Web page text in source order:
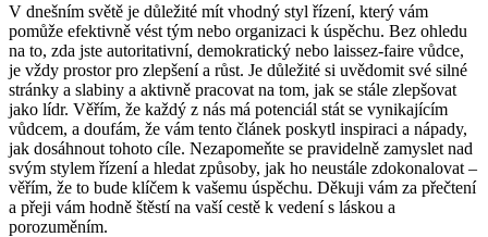
V dnešním světě je důležité mít vhodný styl řízení, který vám
pomůže efektivně vést tým nebo organizaci k úspěchu. Bez ohledu
na to, zda jste autoritativní, demokratický nebo laissez-faire vůdce,
je vždy prostor pro zlepšení a růst. Je důležité si uvědomit své silné
stránky a slabiny a aktivně pracovat na tom, jak se stále zlepšovat
jako lídr. Věřím, že každý z nás má potenciál stát se vynikajícím
vůdcem, a doufám, že vám tento článek poskytl inspiraci a nápady,
jak dosáhnout tohoto cíle. Nezapomeňte se pravidelně zamyslet nad
svým stylem řízení a hledat způsoby, jak ho neustále zdokonalovat –
věřím, že to bude klíčem k vašemu úspěchu. Děkuji vám za přečtení
a přeji vám hodně štěstí na vaší cestě k vedení s láskou a
porozuměním.